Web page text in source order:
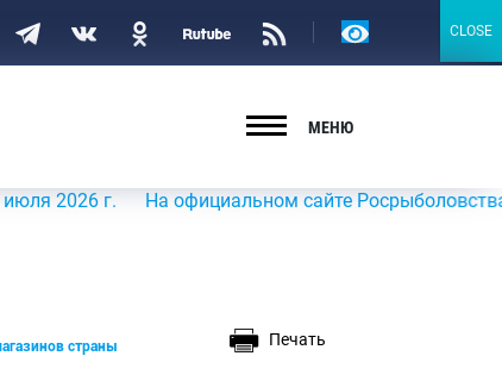
Версия
МЕНЮ
г. На официальном сайте Росрыболовства в
страны
Печать
CLOSE
CLOSE